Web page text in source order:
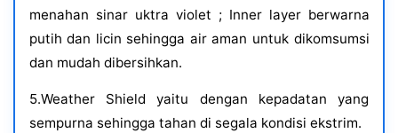
menahan sinar uktra violet ; Inner layer berwarna
putih dan licin sehingga air aman untuk dikomsumsi
dan mudah dibersihkan.
5.Weather Shield yaitu dengan kepadatan yang
sempurna sehingga tahan di segala kondisi ekstrim.